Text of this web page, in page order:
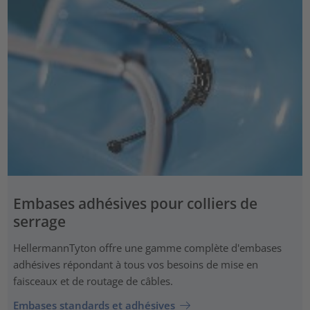
Embases adhésives pour colliers de
serrage
HellermannTyton offre une gamme complète d'embases
adhésives répondant à tous vos besoins de mise en
faisceaux et de routage de câbles.
Embases standards et adhésives